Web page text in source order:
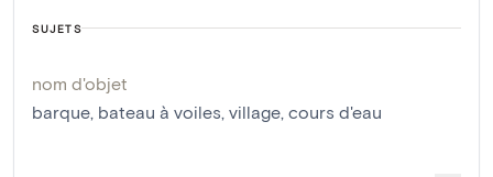
SUJETS
nom d'objet
barque, bateau à voiles, village, cours d'eau